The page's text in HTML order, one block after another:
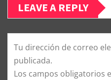
LEAVE A REPLY
Tu dirección de correo
publicada.
Los campos obligatorios